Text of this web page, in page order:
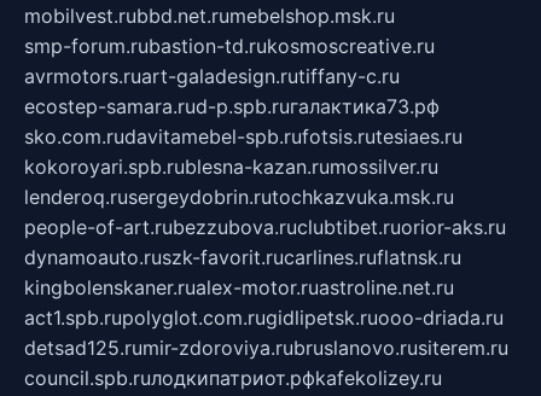
mobilvest.rubbd.net.rumebelshop.msk.ru
smp-forum.rubastion-td.rukosmoscreative.ru
avrmotors.ruart-galadesign.rutiffany-c.ru
ecostep-samara.rud-p.spb.ruгалактика73.рф
sko.com.rudavitamebel-spb.rufotsis.rutesiaes.ru
kokoroyari.spb.rublesna-kazan.rumossilver.ru
lenderoq.rusergeydobrin.rutochkazvuka.msk.ru
people-of-art.rubezzubova.ruclubtibet.ruorior-aks.ru
dynamoauto.ruszk-favorit.rucarlines.ruflatnsk.ru
kingbolenskaner.rualex-motor.ruastroline.net.ru
act1.spb.rupolyglot.com.rugidlipetsk.ruooo-driada.ru
detsad125.rumir-zdoroviya.rubruslanovo.rusiterem.ru
council.spb.ruлодкипатриот.рфkafekolizey.ru